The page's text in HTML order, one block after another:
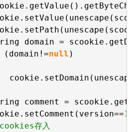
domain =
(domain!=null )
comment =
1
存入